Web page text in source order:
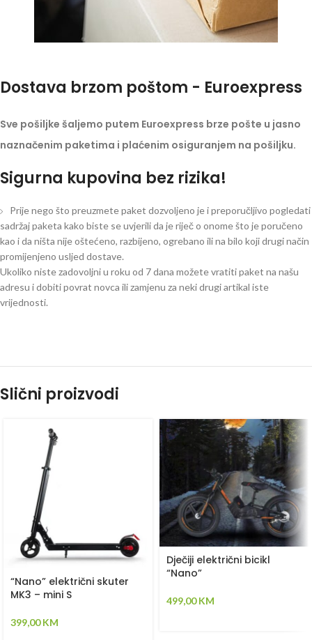
Dostava brzom poštom - Euroexpress
Sve pošiljke šaljemo putem Euroexpress brze pošte u jasno
naznačenim paketima i plaćenim osiguranjem na pošiljku.
Sigurna kupovina bez rizika!
Prije nego što preuzmete paket dozvoljeno je i preporučljivo pogledati
sadržaj paketa kako biste se uvjerili da je riječ o onome što je poručeno
kao i da ništa nije oštećeno, razbijeno, ogrebano ili na bilo koji drugi način
promijenjeno usljed dostave.
Ukoliko niste zadovoljni u roku od 7 dana možete vratiti paket na našu
adresu i dobiti povrat novca ili zamjenu za neki drugi artikal iste
vrijednosti.
Slični proizvodi
“Nano” električni skuter
MK3 – mini S
399,00KM
Dječiji električni bicikl
“Nano”
499,00KM